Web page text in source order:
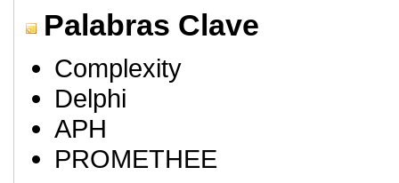
Palabras Clave
Complexity
Delphi
APH
PROMETHEE